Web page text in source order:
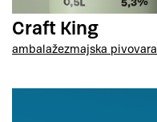
Craft King
ambalažezmajska pivovara